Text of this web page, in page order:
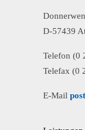
D-57439
Telefon (0
Telefax (0
E-Mail